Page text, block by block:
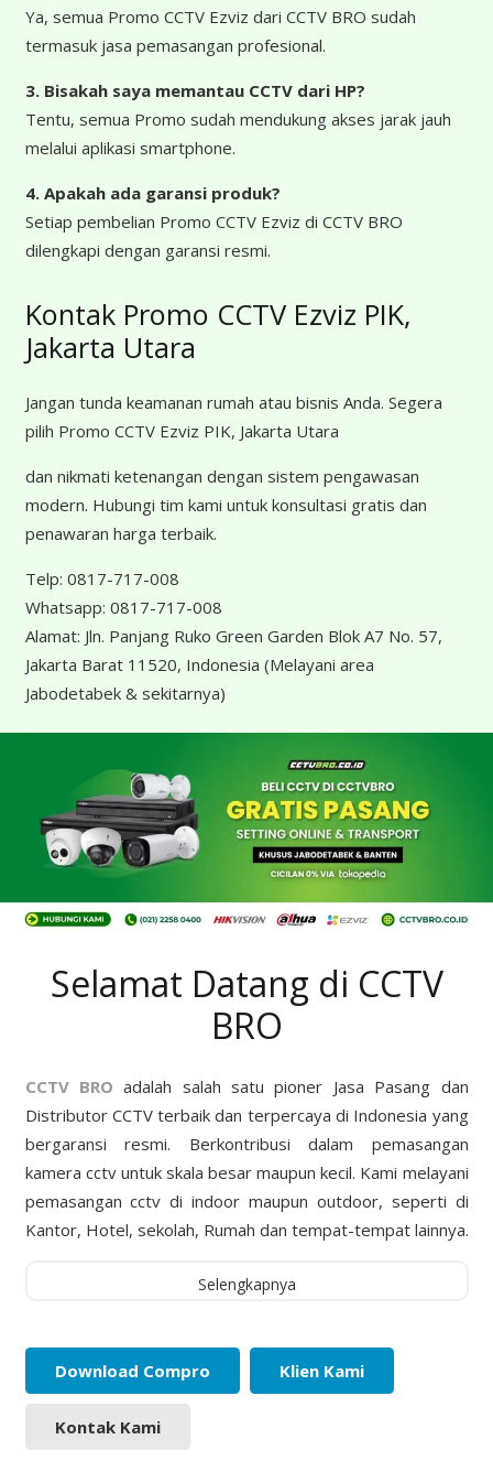
Ya, semua Promo CCTV Ezviz dari CCTV BRO sudah
termasuk jasa pemasangan profesional.
3. Bisakah saya memantau CCTV dari HP?
Tentu, semua Promo sudah mendukung akses jarak jauh
melalui aplikasi smartphone.
4. Apakah ada garansi produk?
Setiap pembelian Promo CCTV Ezviz di CCTV BRO
dilengkapi dengan garansi resmi.
Kontak Promo CCTV Ezviz PIK,
Jakarta Utara
Jangan tunda keamanan rumah atau bisnis Anda. Segera
pilih Promo CCTV Ezviz PIK, Jakarta Utara
dan nikmati ketenangan dengan sistem pengawasan
modern. Hubungi tim kami untuk konsultasi gratis dan
penawaran harga terbaik.
Telp: 0817-717-008
Whatsapp: 0817-717-008
Alamat: Jln. Panjang Ruko Green Garden Blok A7 No. 57,
Jakarta Barat 11520, Indonesia (Melayani area
Jabodetabek & sekitarnya)
Selamat Datang di CCTV
BRO
CCTV BRO adalah salah satu pioner Jasa Pasang dan
Distributor CCTV terbaik dan terpercaya di Indonesia yang
bergaransi resmi. Berkontribusi dalam pemasangan
kamera cctv untuk skala besar maupun kecil. Kami melayani
pemasangan cctv di indoor maupun outdoor, seperti di
Kantor, Hotel, sekolah, Rumah dan tempat-tempat lainnya.
Selengkapnya
Download Compro Klien Kami
Kontak Kami